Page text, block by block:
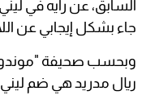
السابق، عن رأيه في
جاء بشكل إيجابي عن
وبحسب صحيفة "موندو
ريال مدريد هي ضم